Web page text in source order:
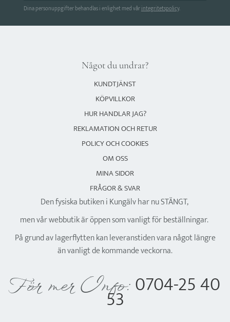
Dina personuppgifter behandlas i enlighet med vårintegritetspolicy.
Något du undrar?
KUNDTJÄNST
KÖPVILLKOR
HUR HANDLAR JAG?
REKLAMATION OCH RETUR
POLICY OCH COOKIES
OM OSS
MINA SIDOR
FRÅGOR & SVAR
Den fysiska butiken i Kungälv har nu STÄNGT,
men vår webbutik är öppen som vanligt för beställningar.
På grund av lagerflytten kan leveranstiden vara något längre
än vanligt de kommande veckorna.
För mer Info: 0704-25 40
53